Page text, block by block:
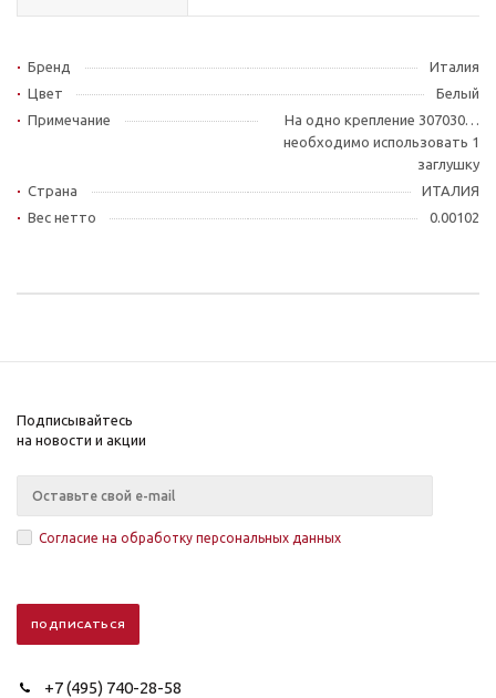
Бренд
Италия
Цвет
Белый
Примечание
На одно крепление 307030…
необходимо использовать 1
заглушку
Страна
ИТАЛИЯ
Вес нетто
0.00102
Подписывайтесь
на новости и акции
Согласие на обработку персональных данных
+7 (495) 740-28-58